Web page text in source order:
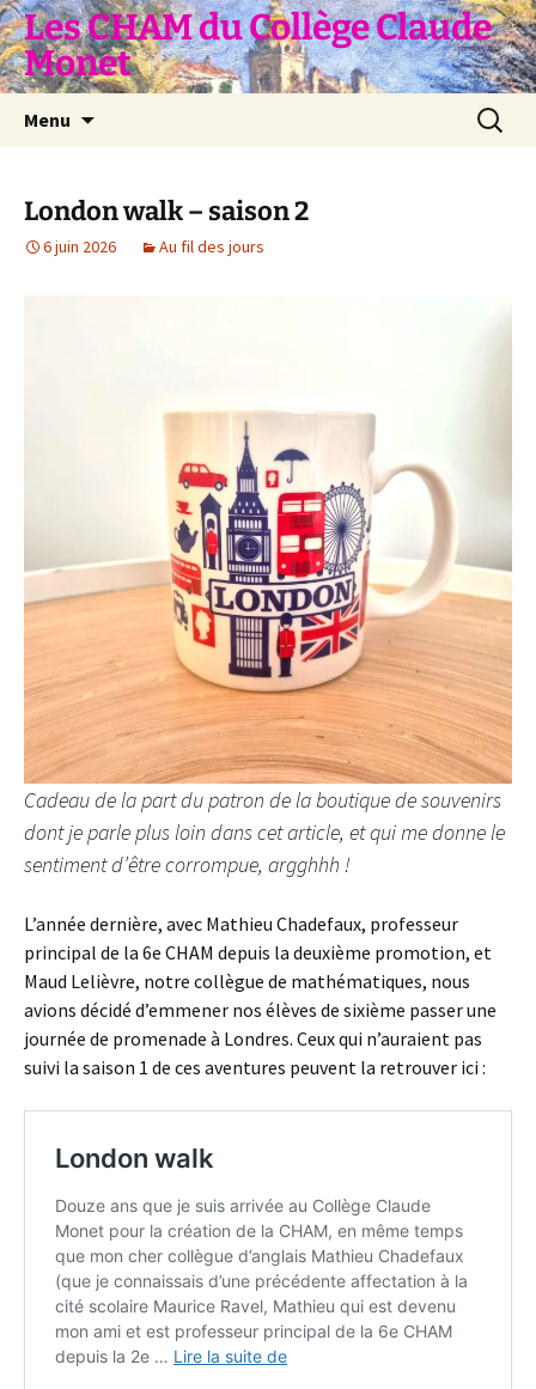
Aller
au
contenu
Les CHAM du Collège Claude
Monet
Menu
London walk – saison 2
6 juin 2026 Au fil des jours
Cadeau de la part du patron de la boutique de souvenirs
dont je parle plus loin dans cet article, et qui me donne le
sentiment d’être corrompue, argghhh !
L’année dernière, avec Mathieu Chadefaux, professeur
principal de la 6e CHAM depuis la deuxième promotion, et
Maud Lelièvre, notre collègue de mathématiques, nous
avions décidé d’emmener nos élèves de sixième passer une
journée de promenade à Londres. Ceux qui n’auraient pas
suivi la saison 1 de ces aventures peuvent la retrouver ici :